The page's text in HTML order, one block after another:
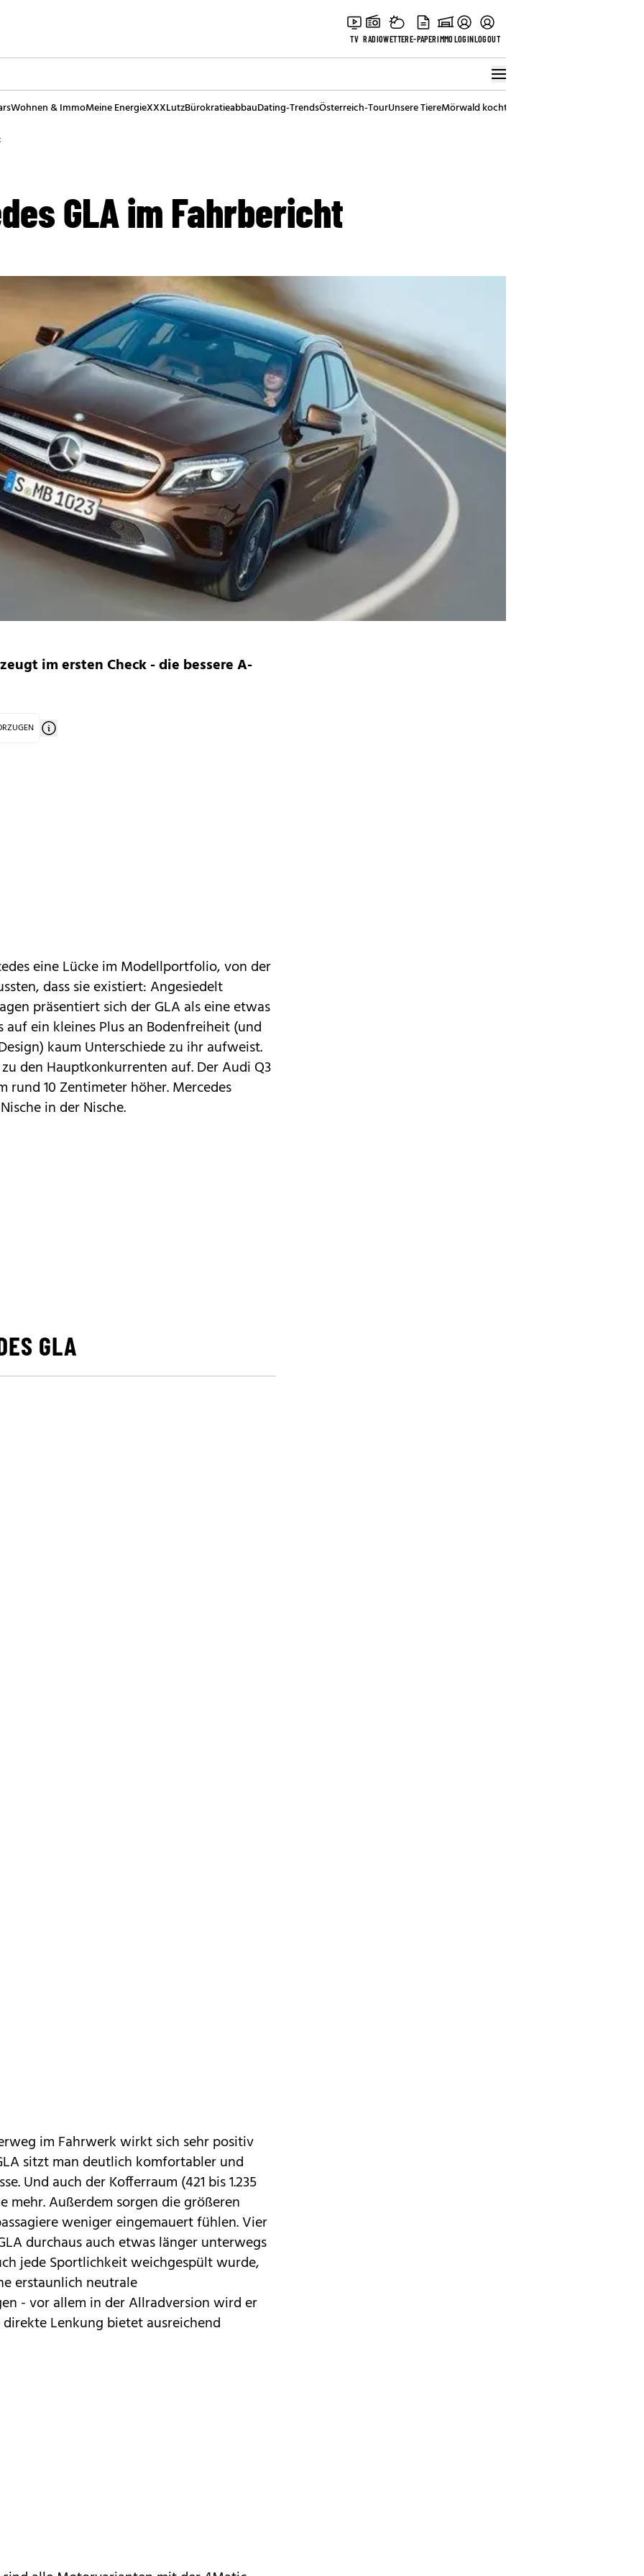
TV RADIOWETTERE-PAPERIMMOLOGINLOGOUT
Wohnen & ImmoMeine EnergieXXXLutzBürokratieabbauDating-TrendsÖsterreich-TourUnsere TiereMörwald kocht
GLA im Fahrbericht
im ersten Check - die bessere A-
eine Lücke im Modellportfolio, von der
dass sie existiert: Angesiedelt
präsentiert sich der GLA als eine etwas
auf ein kleines Plus an Bodenfreiheit (und
kaum Unterschiede zu ihr aufweist.
den Hauptkonkurrenten auf. Der Audi Q3
rund 10 Zentimeter höher. Mercedes
in der Nische.
GLA
im Fahrwerk wirkt sich sehr positiv
sitzt man deutlich komfortabler und
Und auch der Kofferraum (421 bis 1.235
mehr. Außerdem sorgen die größeren
weniger eingemauert fühlen. Vier
durchaus auch etwas länger unterwegs
jede Sportlichkeit weichgespült wurde,
erstaunlich neutrale
- vor allem in der Allradversion wird er
Lenkung bietet ausreichend